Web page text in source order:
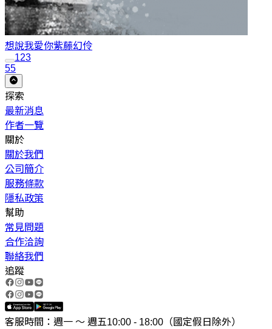
想說我愛你紫藤幻伶
123
55
探索
最新消息
作者一覽
關於
關於我們
公司簡介
服務條款
隱私政策
幫助
常見問題
合作洽詢
聯絡我們
追蹤
客服時間：週一 ～ 週五10:00 - 18:00（國定假日除外）